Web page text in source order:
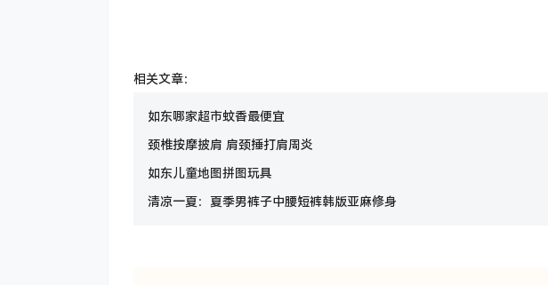
相关文章：
如东哪家超市蚊香最便宜
颈椎按摩披肩 肩颈捶打肩周炎
如东儿童地图拼图玩具
清凉一夏：夏季男裤子中腰短裤韩版亚麻修身